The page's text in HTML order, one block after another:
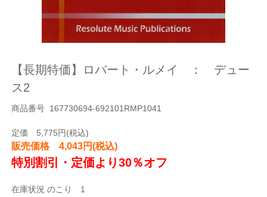
【長期特価】ロバート・ルメイ ： デュー
ス2
商品番号 167730694-692101RMP1041
定価 5,775円(税込)
販売価格 4,043円(税込)
特別割引・定価より30％オフ
在庫状況 のこり 1